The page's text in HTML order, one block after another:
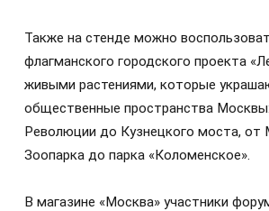
Также на стенде можно
флагманского городского проекта
живыми растениями, которые
общественные пространства
Революции до Кузнецкого моста, от
Зоопарка до парка «Коломенское».
В магазине «Москва» участники